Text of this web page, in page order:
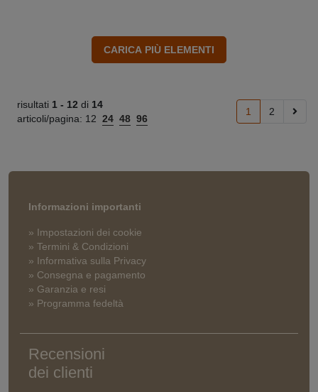
risultati 1 - 12 di 14
articoli/pagina: 12 24 48 96
1 2
Informazioni importanti
» Impostazioni dei cookie
» Termini & Condizioni
» Informativa sulla Privacy
» Consegna e pagamento
» Garanzia e resi
» Programma fedeltà
Recensioni
dei clienti